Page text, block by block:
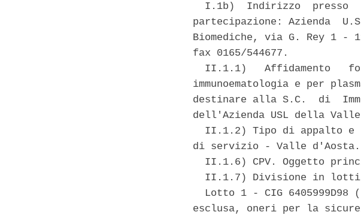
I.1b)  Indirizzo  presso
partecipazione: Azienda
Biomediche, via G. Rey 1
fax 0165/544677.
II.1.1)   Affidamento
immunoematologia e per
destinare alla S.C.  di
dell'Azienda USL della
II.1.2) Tipo di appalto e
di servizio - Valle d'Aosta.
II.1.6) CPV. Oggetto
II.1.7) Divisione in
Lotto 1 - CIG 6405999D98
esclusa, oneri per la